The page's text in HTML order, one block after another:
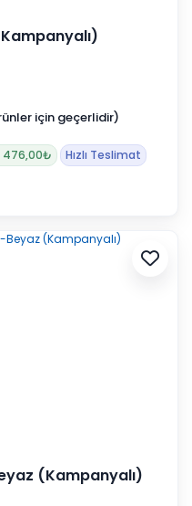
ediyor
476,00₺ Hızlı Teslimat
(Kampanyalı)